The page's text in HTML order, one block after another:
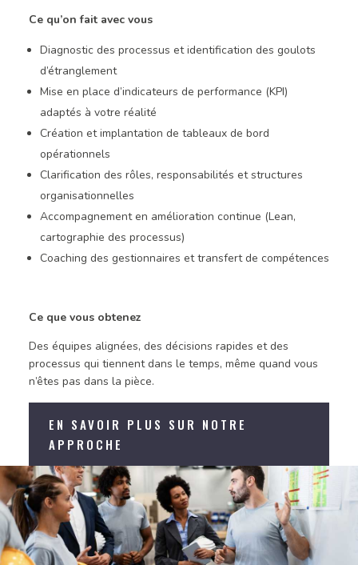
Ce qu’on fait avec vous
Diagnostic des processus et identification des goulots
d’étranglement
Mise en place d’indicateurs de performance (KPI)
adaptés à votre réalité
Création et implantation de tableaux de bord
opérationnels
Clarification des rôles, responsabilités et structures
organisationnelles
Accompagnement en amélioration continue (Lean,
cartographie des processus)
Coaching des gestionnaires et transfert de compétences
Ce que vous obtenez
Des équipes alignées, des décisions rapides et des
processus qui tiennent dans le temps, même quand vous
n’êtes pas dans la pièce.
EN SAVOIR PLUS SUR NOTRE
APPROCHE